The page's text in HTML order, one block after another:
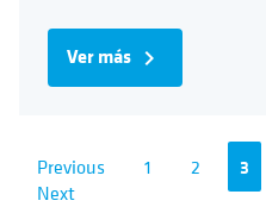
Ver más navigate_next
Previous 1 2 3
Next